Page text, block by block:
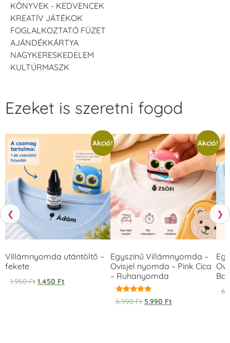
KÖNYVEK - KEDVENCEK
KREATÍV JÁTÉKOK
FOGLALKOZTATÓ FÜZET
AJÁNDÉKKÁRTYA
NAGYKERESKEDELEM
KULTÚRMASZK
❮
Ezeket is szeretni fogod
Akció!
Villámnyomda utántöltő –
fekete
1.950Ft 1.450 Ft
Akció!
Egyszínű Villámnyomda –
Ovisjel nyomda – Pink Cica
– Ruhanyomda
Értékelés:
5.00
6.990Ft 5.990 Ft
❯